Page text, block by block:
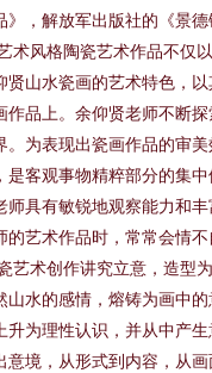
，解放军出版社的《景
术风格陶瓷艺术作品不仅
山水瓷画的艺术特色，
品上。余仰贤老师不断
为表现出瓷画作品的审
客观事物精粹部分的集
具有敏锐地观察能力和
艺术作品时，常常会情
艺术创作讲究立意，造型
水的感情，熔铸为画中
为理性认识，并从中产
境，从形式到内容，从